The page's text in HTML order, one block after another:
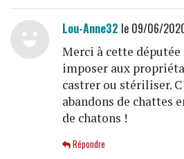
Lou-Anne32 le 09/06/
Merci à cette
imposer aux
castrer ou stériliser.
abandons de chattes
de chatons !
Répondre